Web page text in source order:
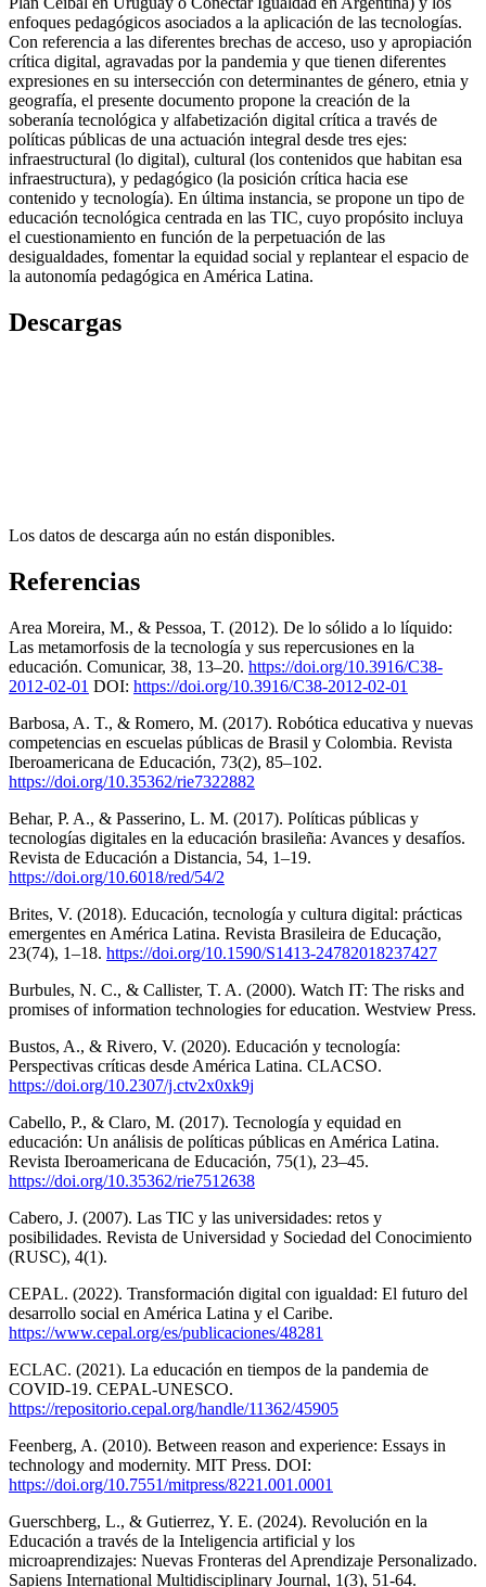
enfoques pedagógicos asociados a la aplicación de las tecnologías.
Con referencia a las diferentes brechas de acceso, uso y apropiación
crítica digital, agravadas por la pandemia y que tienen diferentes
expresiones en su intersección con determinantes de género, etnia y
geografía, el presente documento propone la creación de la
soberanía tecnológica y alfabetización digital crítica a través de
políticas públicas de una actuación integral desde tres ejes:
infraestructural (lo digital), cultural (los contenidos que habitan esa
infraestructura), y pedagógico (la posición crítica hacia ese
contenido y tecnología). En última instancia, se propone un tipo de
educación tecnológica centrada en las TIC, cuyo propósito incluya
el cuestionamiento en función de la perpetuación de las
desigualdades, fomentar la equidad social y replantear el espacio de
la autonomía pedagógica en América Latina.
Descargas
Los datos de descarga aún no están disponibles.
Referencias
Area Moreira, M., & Pessoa, T. (2012). De lo sólido a lo líquido:
Las metamorfosis de la tecnología y sus repercusiones en la
educación. Comunicar, 38, 13–20. https://doi.org/10.3916/C38-
2012-02-01 DOI: https://doi.org/10.3916/C38-2012-02-01
Barbosa, A. T., & Romero, M. (2017). Robótica educativa y nuevas
competencias en escuelas públicas de Brasil y Colombia. Revista
Iberoamericana de Educación, 73(2), 85–102.
https://doi.org/10.35362/rie7322882
Behar, P. A., & Passerino, L. M. (2017). Políticas públicas y
tecnologías digitales en la educación brasileña: Avances y desafíos.
Revista de Educación a Distancia, 54, 1–19.
https://doi.org/10.6018/red/54/2
Brites, V. (2018). Educación, tecnología y cultura digital: prácticas
emergentes en América Latina. Revista Brasileira de Educação,
23(74), 1–18. https://doi.org/10.1590/S1413-24782018237427
Burbules, N. C., & Callister, T. A. (2000). Watch IT: The risks and
promises of information technologies for education. Westview Press.
Bustos, A., & Rivero, V. (2020). Educación y tecnología:
Perspectivas críticas desde América Latina. CLACSO.
https://doi.org/10.2307/j.ctv2x0xk9j
Cabello, P., & Claro, M. (2017). Tecnología y equidad en
educación: Un análisis de políticas públicas en América Latina.
Revista Iberoamericana de Educación, 75(1), 23–45.
https://doi.org/10.35362/rie7512638
Cabero, J. (2007). Las TIC y las universidades: retos y
posibilidades. Revista de Universidad y Sociedad del Conocimiento
(RUSC), 4(1).
CEPAL. (2022). Transformación digital con igualdad: El futuro del
desarrollo social en América Latina y el Caribe.
https://www.cepal.org/es/publicaciones/48281
ECLAC. (2021). La educación en tiempos de la pandemia de
COVID-19. CEPAL-UNESCO.
https://repositorio.cepal.org/handle/11362/45905
Feenberg, A. (2010). Between reason and experience: Essays in
technology and modernity. MIT Press. DOI:
https://doi.org/10.7551/mitpress/8221.001.0001
Guerschberg, L., & Gutierrez, Y. E. (2024). Revolución en la
Educación a través de la Inteligencia artificial y los
microaprendizajes: Nuevas Fronteras del Aprendizaje Personalizado.
Sapiens International Multidisciplinary Journal, 1(3), 51-64.